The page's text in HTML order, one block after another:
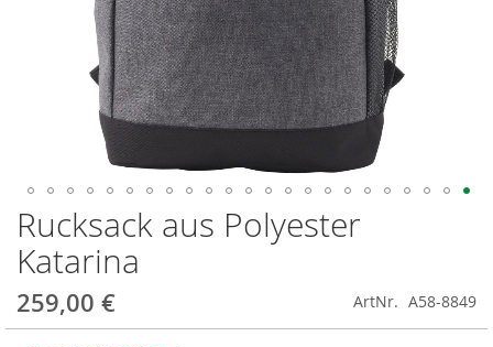
Rucksack aus Polyester
Katarina
259,00 € ArtNr. A58-8849
Zum
Anfang
der
springen